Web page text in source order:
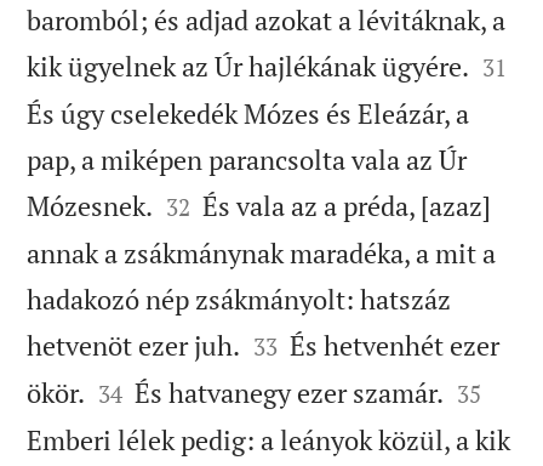
baromból; és adjad azokat a lévitáknak, a
kik ügyelnek az Úr hajlékának ügyére. 

31
És úgy cselekedék Mózes és Eleázár, a
pap, a miképen parancsolta vala az Úr
Mózesnek. 

32 És vala az a préda, [azaz]
annak a zsákmánynak maradéka, a mit a
hadakozó nép zsákmányolt: hatszáz
hetvenöt ezer juh. 

33 És hetvenhét ezer
ökör. 

34 És hatvanegy ezer szamár. 

35
Emberi lélek pedig: a leányok közül, a kik